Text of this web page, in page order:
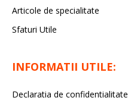
Articole de specialitate
Sfaturi Utile
INFORMATII UTILE:
Declaratia de confidentialitate